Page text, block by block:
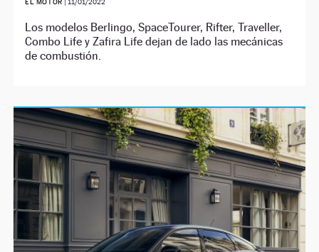
Los modelos Berlingo, SpaceTourer, Rifter, Traveller,
Combo Life y Zafira Life dejan de lado las mecánicas
de combustión.